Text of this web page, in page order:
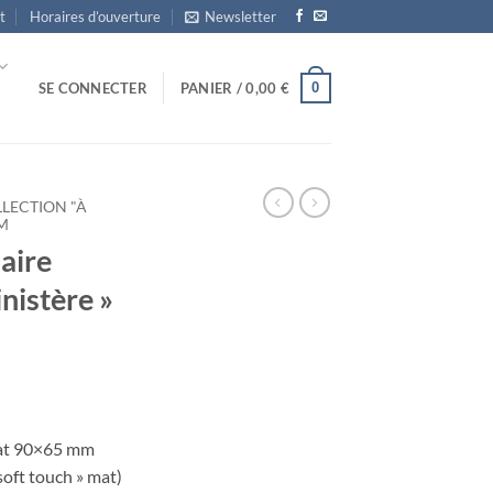
Horaires d’ouverture Newsletter
SE CONNECTER PANIER /0,00 € 0
"À
»
90×65 mm
touch » mat)